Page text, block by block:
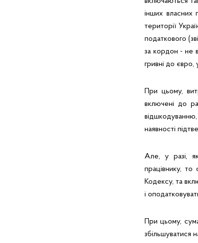
інших власних
території
податкового
за кордон - не
гривні до євро,
При цьому,
включені до
відшкодуванню,
наявності
Але, у разі,
працівнику,
Кодексу, та
і
При цьому,
збільшуватися